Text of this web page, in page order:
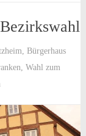
, Bürgerhaus
, Wahl zum